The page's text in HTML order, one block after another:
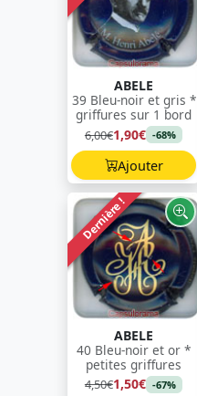
ABELE
39 Bleu-noir et gris *
griffures sur 1 bord
6,00€1,90€ -68%
Ajouter
Dernière !
ABELE
40 Bleu-noir et or *
petites griffures
4,50€1,50€ -67%